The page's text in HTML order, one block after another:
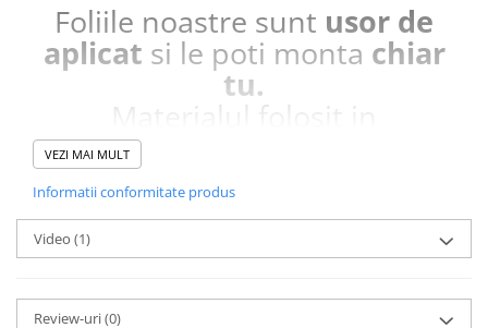
Foliile noastre sunt usor de
aplicat si le poti monta chiar
tu.
Materialul folosit in
producerea foliilor
sticla pe care o stim cu totii, ci
esteNano Glassflexibil.
Acesta NU SE
ascutite si periculoase.
VEZI MAI MULT
Informatii conformitate produs
Video (1)
Review-uri(0)